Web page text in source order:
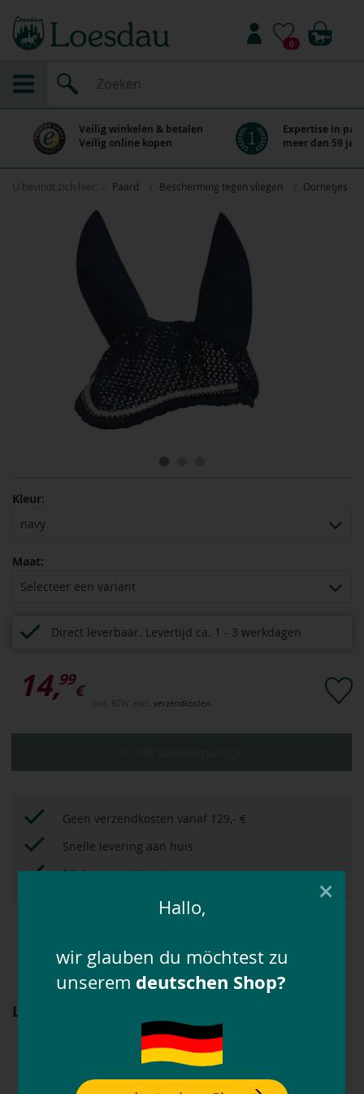
0
Veilig winkelen & betalen
Veilig online kopen
Expertise in
meer dan 59
U bevindt zich hier: Paard Bescherming tegen vliegen Oornetjes
Kleur:
navy
Maat:
Selecteer een variant
Direct leverbaar. Levertijd ca. 1 - 3 werkdagen
14,99
€
incl. BTW. excl. verzendkosten
Geen verzendkosten vanaf 129,- €
Snelle levering aan huis
30 dagen gratis retourneren
Loesdau oornetje Diamonds
oornetje Diamonds van Loesdau
koord in contrasterende kleur
×
Hallo,
wir glauben du möchtest zu
unserem deutschen Shop?